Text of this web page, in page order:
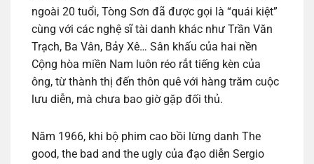
ngoài 20 tuổi, Tòng Sơn đã được gọi là “quái kiệt”
cùng với các nghệ sĩ tài danh khác như Trần Văn
Trạch, Ba Vân, Bảy Xê… Sân khấu của hai nền
Cộng hòa miền Nam luôn réo rắt tiếng kèn của
ông, từ thành thị đến thôn quê với hàng trăm cuộc
lưu diễn, mà chưa bao giờ gặp đối thủ.
Năm 1966, khi bộ phim cao bồi lừng danh The
good, the bad and the ugly của đạo diễn Sergio